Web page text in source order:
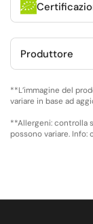
Produttore
**L’immagine del
variare in base ad
**Allergeni: controlla
possono variare. Info: